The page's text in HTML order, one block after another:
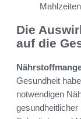
Die
auf die
Gesundheit
notwendigen